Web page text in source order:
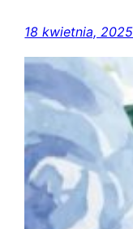
18 kwietnia, 2025